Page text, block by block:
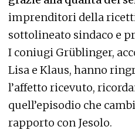
imprenditori della
sottolineato sindaco e
I coniugi Grüblinger,
Lisa e Klaus, hanno
l’affetto ricevuto,
quell’episodio che
rapporto con Jesolo.